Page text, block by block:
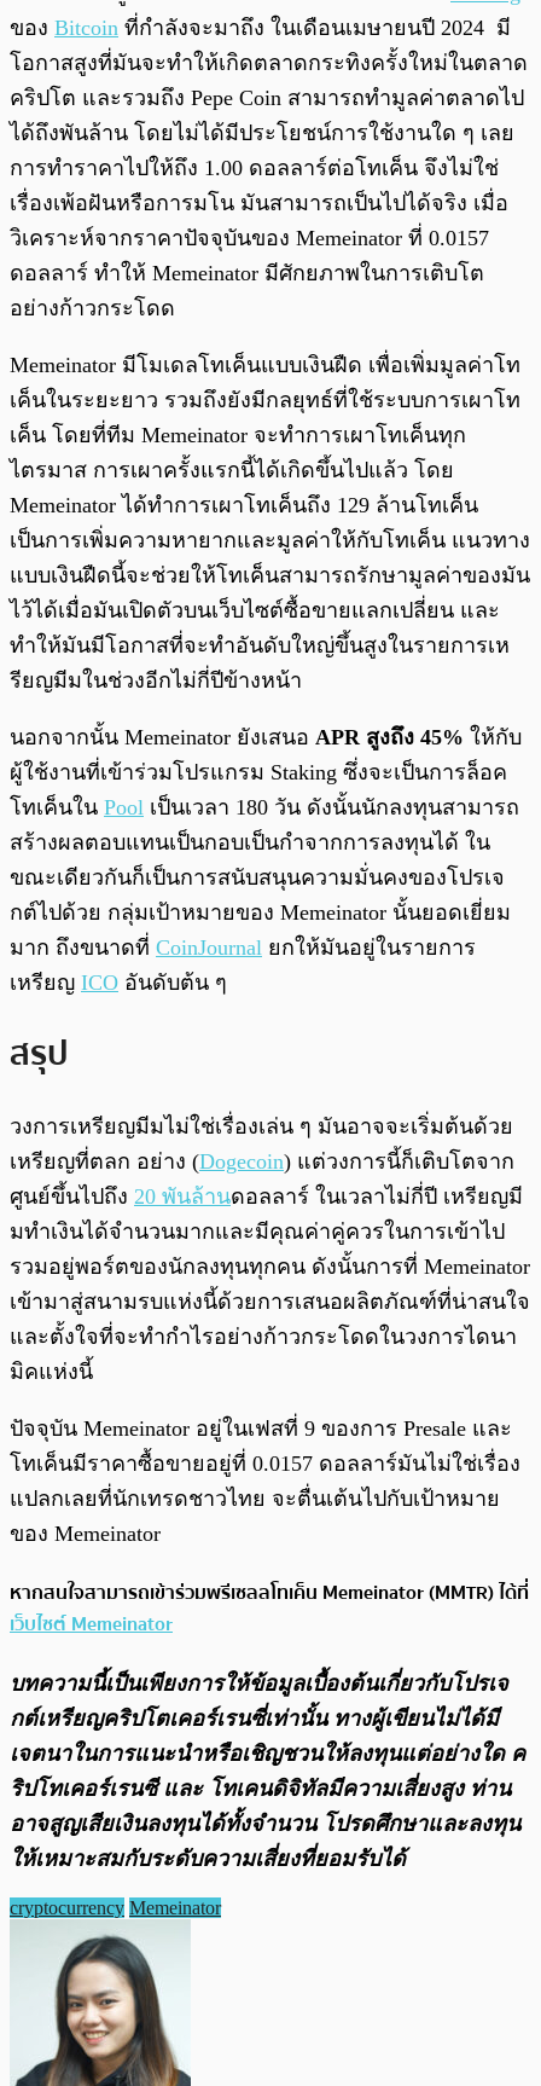
ของ Bitcoin ที่กำลังจะมาถึง ในเดือนเมษายนปี 2024 มี
โอกาสสูงที่มันจะทำให้เกิดตลาดกระทิงครั้งใหม่ในตลาด
คริปโต และรวมถึง Pepe Coin สามารถทำมูลค่าตลาดไป
ได้ถึงพันล้าน โดยไม่ได้มีประโยชน์การใช้งานใด ๆ เลย
การทำราคาไปให้ถึง 1.00 ดอลลาร์ต่อโทเค็น จึงไม่ใช่
เรื่องเพ้อฝันหรือการมโน มันสามารถเป็นไปได้จริง เมื่อ
วิเคราะห์จากราคาปัจจุบันของ Memeinator ที่ 0.0157
ดอลลาร์ ทำให้ Memeinator มีศักยภาพในการเติบโต
อย่างก้าวกระโดด
Memeinator มีโมเดลโทเค็นแบบเงินฝืด เพื่อเพิ่มมูลค่าโท
เค็นในระยะยาว รวมถึงยังมีกลยุทธ์ที่ใช้ระบบการเผาโท
เค็น โดยที่ทีม Memeinator จะทำการเผาโทเค็นทุก
ไตรมาส การเผาครั้งแรกนี้ได้เกิดขึ้นไปแล้ว โดย
Memeinator ได้ทำการเผาโทเค็นถึง 129 ล้านโทเค็น
เป็นการเพิ่มความหายากและมูลค่าให้กับโทเค็น แนวทาง
แบบเงินฝืดนี้จะช่วยให้โทเค็นสามารถรักษามูลค่าของมัน
ไว้ได้เมื่อมันเปิดตัวบนเว็บไซต์ซื้อขายแลกเปลี่ยน และ
ทำให้มันมีโอกาสที่จะทำอันดับใหญ่ขึ้นสูงในรายการเห
รียญมีมในช่วงอีกไม่กี่ปีข้างหน้า
นอกจากนั้น Memeinator ยังเสนอ APR สูงถึง 45% ให้กับ
ผู้ใช้งานที่เข้าร่วมโปรแกรม Staking ซึ่งจะเป็นการล็อค
โทเค็นใน Pool เป็นเวลา 180 วัน ดังนั้นนักลงทุนสามารถ
สร้างผลตอบแทนเป็นกอบเป็นกำจากการลงทุนได้ ใน
ขณะเดียวกันก็เป็นการสนับสนุนความมั่นคงของโปรเจ
กต์ไปด้วย กลุ่มเป้าหมายของ Memeinator นั้นยอดเยี่ยม
มาก ถึงขนาดที่ CoinJournal ยกให้มันอยู่ในรายการ
เหรียญ ICO อันดับต้น ๆ
สรุป
วงการเหรียญมีมไม่ใช่เรื่องเล่น ๆ มันอาจจะเริ่มต้นด้วย
เหรียญที่ตลก อย่าง (Dogecoin) แต่วงการนี้ก็เติบโตจาก
ศูนย์ขึ้นไปถึง 20 พันล้านดอลลาร์ ในเวลาไม่กี่ปี เหรียญมี
มทำเงินได้จำนวนมากและมีคุณค่าคู่ควรในการเข้าไป
รวมอยู่พอร์ตของนักลงทุนทุกคน ดังนั้นการที่ Memeinator
เข้ามาสู่สนามรบแห่งนี้ด้วยการเสนอผลิตภัณฑ์ที่น่าสนใจ
และตั้งใจที่จะทำกำไรอย่างก้าวกระโดดในวงการไดนา
มิคแห่งนี้
ปัจจุบัน Memeinator อยู่ในเฟสที่ 9 ของการ Presale และ
โทเค็นมีราคาซื้อขายอยู่ที่ 0.0157 ดอลลาร์มันไม่ใช่เรื่อง
แปลกเลยที่นักเทรดชาวไทย จะตื่นเต้นไปกับเป้าหมาย
ของ Memeinator
หากสนใจสามารถเข้าร่วมพรีเซลลโทเค็น Memeinator (MMTR) ได้ที่
เว็บไซต์ Memeinator
บทความนี้เป็นเพียงการให้ข้อมูลเบื้องต้นเกี่ยวกับโปรเจ
กต์เหรียญคริปโตเคอร์เรนซี่เท่านั้น ทางผู้เขียนไม่ได้มี
เจตนาในการแนะนำหรือเชิญชวนให้ลงทุนแต่อย่างใด ค
ริปโทเคอร์เรนซี และ โทเคนดิจิทัลมีความเสี่ยงสูง ท่าน
อาจสูญเสียเงินลงทุนได้ทั้งจํานวน โปรดศึกษาและลงทุน
ให้เหมาะสมกับระดับความเสี่ยงที่ยอมรับได้
cryptocurrency Memeinator